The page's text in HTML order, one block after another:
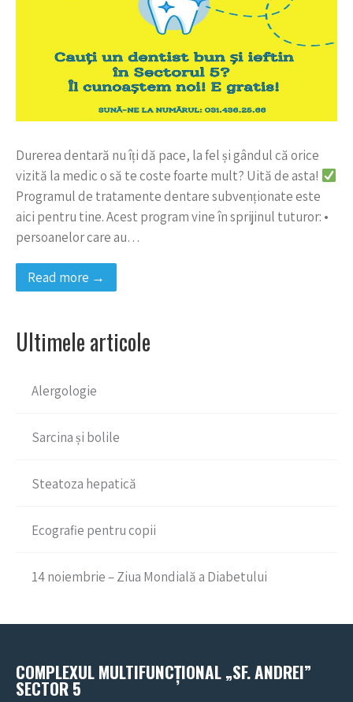
Durerea dentară nu îți dă pace, la fel și gândul că orice
vizită la medic o să te coste foarte mult? Uită de asta!
Programul de tratamente dentare subvenționate este
aici pentru tine. Acest program vine în sprijinul tuturor: •
persoanelor care au…
Read more →
Ultimele articole
Alergologie
Sarcina și bolile
Steatoza hepatică
Ecografie pentru copii
14 noiembrie – Ziua Mondială a Diabetului
COMPLEXUL MULTIFUNCȚIONAL „SF. ANDREI”
SECTOR 5